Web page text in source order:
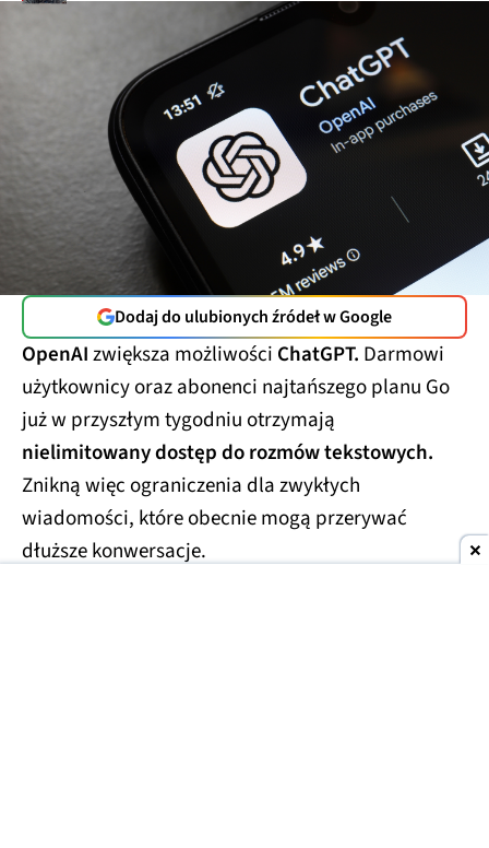
Dodaj do ulubionych źródeł w Google
OpenAIzwiększa możliwości ChatGPT. Darmowi
użytkownicy oraz abonenci najtańszego planu Go
już w przyszłym tygodniu otrzymają
nielimitowany dostęp do rozmów tekstowych.
Znikną więc ograniczenia dla zwykłych
wiadomości, które obecnie mogą przerywać
dłuższe konwersacje.